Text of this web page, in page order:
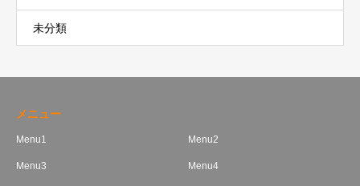
未分類
メニュー
Menu1 Menu2
Menu3 Menu4